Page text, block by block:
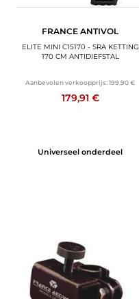
FRANCE ANTIVOL
ELITE MINI C15170 - SRA KETTING
170 CM ANTIDIEFSTAL
Aanbevolen verkoopprijs:199,90 €
179,91 €
Universeel onderdeel